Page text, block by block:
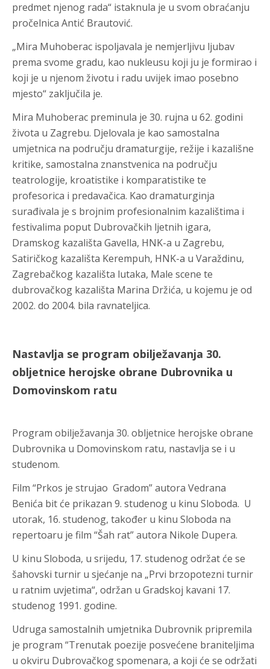
predmet njenog rada“ istaknula je u svom obraćanju
pročelnica Antić Brautović.
„Mira Muhoberac ispoljavala je nemjerljivu ljubav
prema svome gradu, kao nukleusu koji ju je formirao i
koji je u njenom životu i radu uvijek imao posebno
mjesto“ zaključila je.
Mira Muhoberac preminula je 30. rujna u 62. godini
života u Zagrebu. Djelovala je kao samostalna
umjetnica na području dramaturgije, režije i kazališne
kritike, samostalna znanstvenica na području
teatrologije, kroatistike i komparatistike te
profesorica i predavačica. Kao dramaturginja
surađivala je s brojnim profesionalnim kazalištima i
festivalima poput Dubrovačkih ljetnih igara,
Dramskog kazališta Gavella, HNK-a u Zagrebu,
Satiričkog kazališta Kerempuh, HNK-a u Varaždinu,
Zagrebačkog kazališta lutaka, Male scene te
dubrovačkog kazališta Marina Držića, u kojemu je od
2002. do 2004. bila ravnateljica.
Nastavlja se program obilježavanja 30.
obljetnice herojske obrane Dubrovnika u
Domovinskom ratu
Program obilježavanja 30. obljetnice herojske obrane
Dubrovnika u Domovinskom ratu, nastavlja se i u
studenom.
Film “Prkos je strujao Gradom” autora Vedrana
Benića bit će prikazan 9. studenog u kinu Sloboda. U
utorak, 16. studenog, također u kinu Sloboda na
repertoaru je film “Šah rat” autora Nikole Dupera.
U kinu Sloboda, u srijedu, 17. studenog održat će se
šahovski turnir u sjećanje na „Prvi brzopotezni turnir
u ratnim uvjetima“, održan u Gradskoj kavani 17.
studenog 1991. godine.
Udruga samostalnih umjetnika Dubrovnik pripremila
je program “Trenutak poezije posvećene braniteljima
u okviru Dubrovačkog spomenara, a koji će se održati